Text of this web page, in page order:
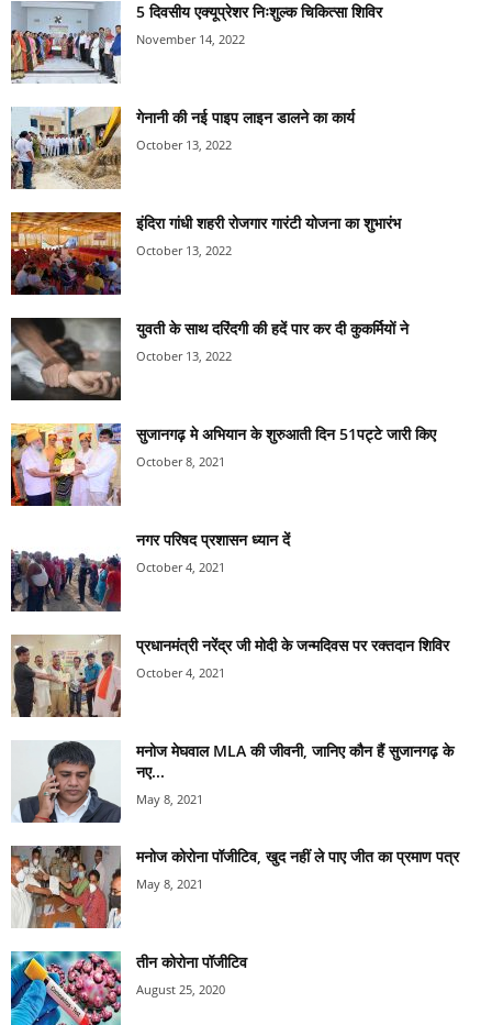
5 दिवसीय एक्यूप्रेशर निःशुल्क चिकित्सा शिविर
November 14, 2022
गेनानी की नई पाइप लाइन डालने का कार्य
October 13, 2022
इंदिरा गांधी शहरी रोजगार गारंटी योजना का शुभारंभ
October 13, 2022
युवती के साथ दरिंदगी की हदें पार कर दी कुकर्मियों ने
October 13, 2022
सुजानगढ़ मे अभियान के शुरुआती दिन 51पट्टे जारी किए
October 8, 2021
नगर परिषद प्रशासन ध्यान दें
October 4, 2021
प्रधानमंत्री नरेंद्र जी मोदी के जन्मदिवस पर रक्तदान शिविर
October 4, 2021
मनोज मेघवाल MLA की जीवनी, जानिए कौन हैं सुजानगढ़ के
नए...
May 8, 2021
मनोज कोरोना पॉजीटिव, खुद नहीं ले पाए जीत का प्रमाण पत्र
May 8, 2021
तीन कोरोना पॉजीटिव
August 25, 2020